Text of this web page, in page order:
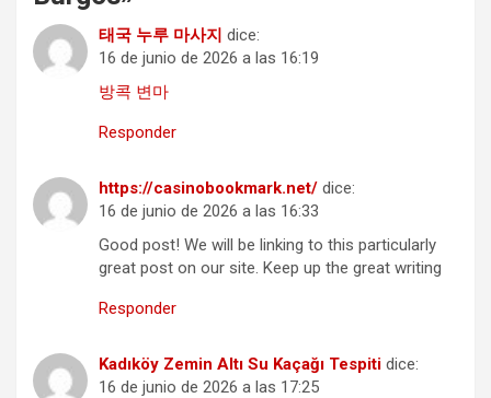
태국 누루 마사지 dice:
16 de junio de 2026 a las 16:19
방콕 변마
Responder
https://casinobookmark.net/ dice:
16 de junio de 2026 a las 16:33
Good post! We will be linking to this particularly
great post on our site. Keep up the great writing
Responder
Kadıköy Zemin Altı Su Kaçağı Tespiti dice:
16 de junio de 2026 a las 17:25